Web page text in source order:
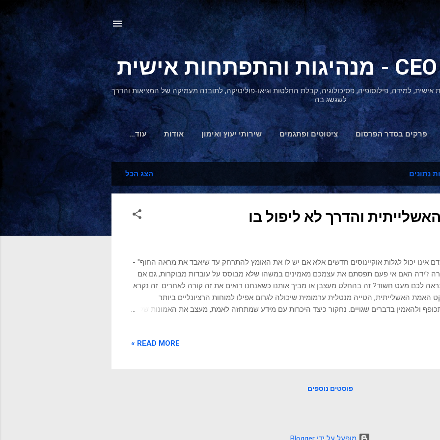
דילוג לתוכן הראשי
אישית, למידה, פילוסופיה, פסיכולוגיה, קבלת החלטות וגיאו-פוליטיקה, לתובנה מעמיקה של המציאות והדרך
לשגשג בה.
פרקים בסדר הפרסום ציטוטים ופתגמים שירותי יעוץ ואימון אודות ‏עוד…
הצהרת נגישות
נתונים הצג הכל
והדרך לא ליפול בו
אינו יכול לגלות אוקיינוסים חדשים אלא אם יש לו את האומץ להתרחק עד שיאבד את מראה החוף" -
ז'ידה האם אי פעם תפסתם את עצמכם מאמינים במשהו שלא מבוסס על עובדות מבוקרות, גם אם
לכם מעט חשוד? זה בהחלט מעצבן או מביך אותנו כשאנחנו רואים את זה קורה לאחרים. זה נקרא
האמת האשלייתית, הטייה מנטלית ערמומית שיכולה לגרום אפילו למוחות הרציונליים ביותר
ולהאמין בדברים שגויים. נחקור כיצד היכרות עם מידע שמתחזה לאמת, מעצב את האמונות שלנו
שוב ושוב, גם אם הוא שקרי. זה יכול להיות מסוכן במיוחד בעידן של מידע מוטעה וחדשות מזויפות
READ MORE »
פוסטים נוספים